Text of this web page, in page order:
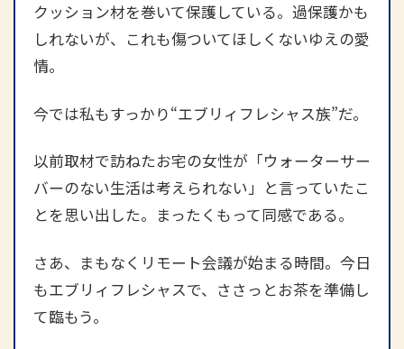
クッション材を巻いて保護している。過保護かも
しれないが、これも傷ついてほしくないゆえの愛
情。
今では私もすっかり“エブリィフレシャス族”だ。
以前取材で訪ねたお宅の女性が「ウォーターサー
バーのない生活は考えられない」と言っていたこ
とを思い出した。まったくもって同感である。
さあ、まもなくリモート会議が始まる時間。今日
もエブリィフレシャスで、ささっとお茶を準備し
て臨もう。